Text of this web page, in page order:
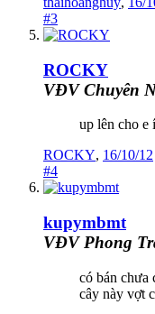
#3
ROCKY
VĐV Chuyên
up lên cho e
ROCKY, 16/10/12
#4
kupymbmt
VĐV Phong
có bán chưa
cây này vợt